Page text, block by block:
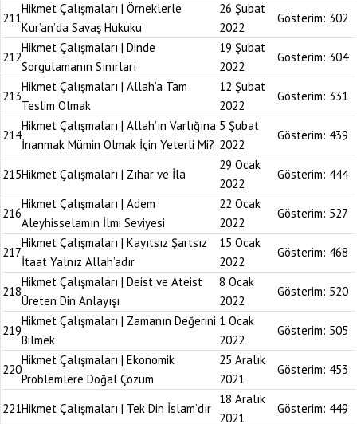
211
Hikmet Çalışmaları | Örneklerle
Kur’an’da Savaş Hukuku
26 Şubat
2022
Gösterim: 302
212
Hikmet Çalışmaları | Dinde
Sorgulamanın Sınırları
19 Şubat
2022
Gösterim: 304
213
Hikmet Çalışmaları | Allah’a Tam
Teslim Olmak
12 Şubat
2022
Gösterim: 331
214
Hikmet Çalışmaları | Allah’ın Varlığına
İnanmak Mümin Olmak İçin Yeterli Mi?
5 Şubat
2022
Gösterim: 439
215Hikmet Çalışmaları | Zıhar ve İla
29 Ocak
2022
Gösterim: 444
216
Hikmet Çalışmaları | Adem
Aleyhisselamın İlmi Seviyesi
22 Ocak
2022
Gösterim: 527
217
Hikmet Çalışmaları | Kayıtsız Şartsız
İtaat Yalnız Allah’adır
15 Ocak
2022
Gösterim: 468
218
Hikmet Çalışmaları | Deist ve Ateist
Üreten Din Anlayışı
8 Ocak
2022
Gösterim: 520
219
Hikmet Çalışmaları | Zamanın Değerini
Bilmek
1 Ocak
2022
Gösterim: 505
220
Hikmet Çalışmaları | Ekonomik
Problemlere Doğal Çözüm
25 Aralık
2021
Gösterim: 453
221Hikmet Çalışmaları | Tek Din İslam’dır
18 Aralık
2021
Gösterim: 449